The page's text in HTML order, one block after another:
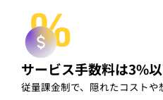
サービス手数料は3%
従量課金制で、隠れたコストや